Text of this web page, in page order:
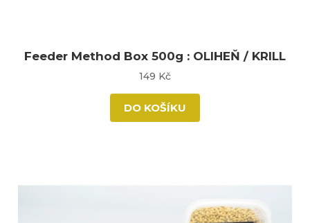
Feeder Method Box 500g : OLIHEŇ / KRILL
149 Kč
DO KOŠÍKU